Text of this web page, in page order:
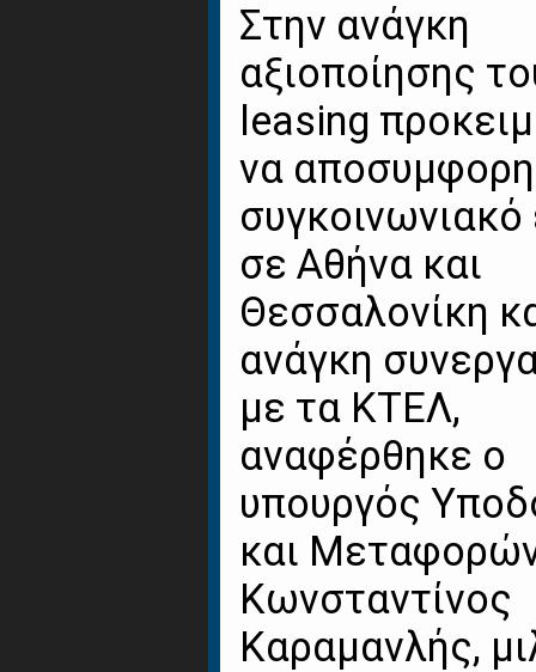
Στην ανάγκη
αξιοποίησης
leasing
να
συγκοινωνιακό
σε Αθήνα και
Θεσσαλονίκη
ανάγκη
με τα ΚΤΕΛ,
αναφέρθηκε ο
υπουργός
και
Κωνσταντίνος
Καραμανλής,